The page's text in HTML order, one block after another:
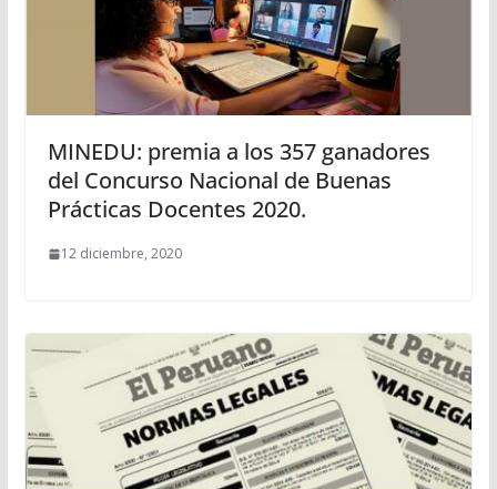
MINEDU: premia a los 357 ganadores
del Concurso Nacional de Buenas
Prácticas Docentes 2020.
12 diciembre, 2020